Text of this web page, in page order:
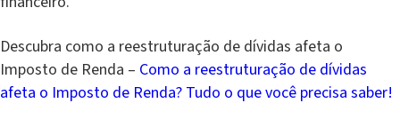
Descubra como a reestruturação de dívidas afeta o
Imposto de Renda – Como a reestruturação de dívidas
afeta o Imposto de Renda? Tudo o que você precisa saber!